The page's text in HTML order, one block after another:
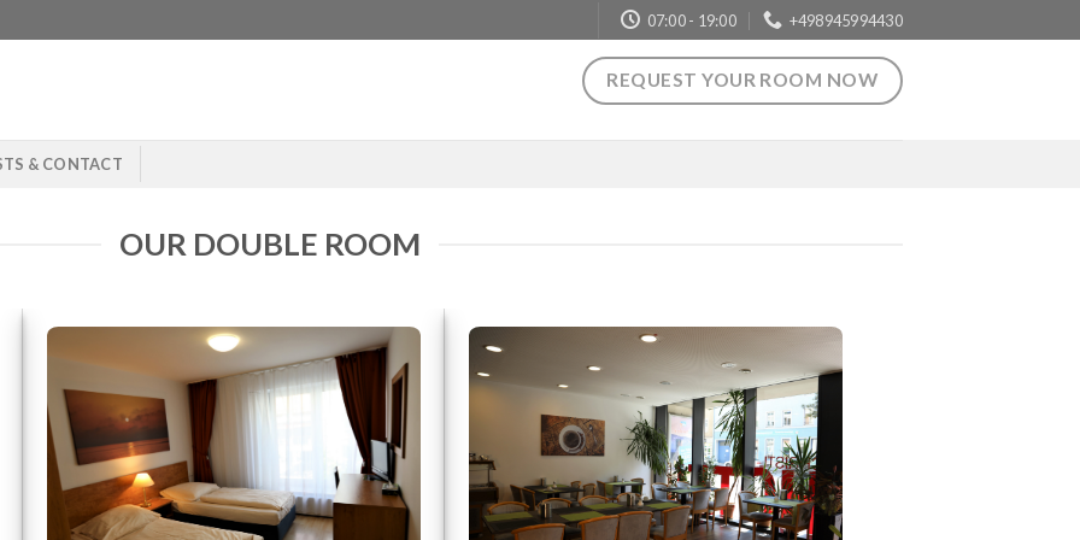
07:00 - 19:00 +498945994430
REQUEST YOUR ROOM NOW
& CONTACT
OUR DOUBLE ROOM